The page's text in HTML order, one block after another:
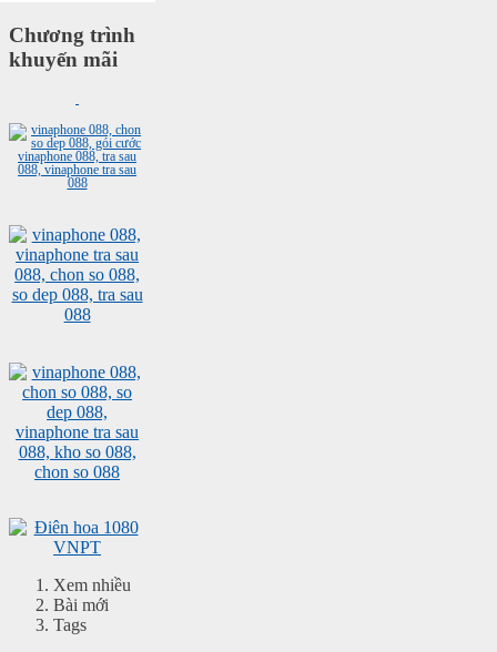
Chương trình
khuyến mãi
Xem nhiều
Bài mới
Tags